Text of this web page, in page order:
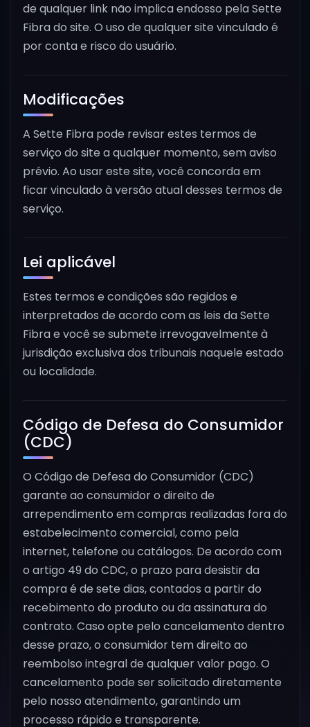
de qualquer link não implica endosso pela Sette
Fibra do site. O uso de qualquer site vinculado é
por conta e risco do usuário.
Modificações
A Sette Fibra pode revisar estes termos de
serviço do site a qualquer momento, sem aviso
prévio. Ao usar este site, você concorda em
ficar vinculado à versão atual desses termos de
serviço.
Lei aplicável
Estes termos e condições são regidos e
interpretados de acordo com as leis da Sette
Fibra e você se submete irrevogavelmente à
jurisdição exclusiva dos tribunais naquele estado
ou localidade.
Código de Defesa do Consumidor
(CDC)
O Código de Defesa do Consumidor (CDC)
garante ao consumidor o direito de
arrependimento em compras realizadas fora do
estabelecimento comercial, como pela
internet, telefone ou catálogos. De acordo com
o artigo 49 do CDC, o prazo para desistir da
compra é de sete dias, contados a partir do
recebimento do produto ou da assinatura do
contrato. Caso opte pelo cancelamento dentro
desse prazo, o consumidor tem direito ao
reembolso integral de qualquer valor pago. O
cancelamento pode ser solicitado diretamente
pelo nosso atendimento, garantindo um
processo rápido e transparente.